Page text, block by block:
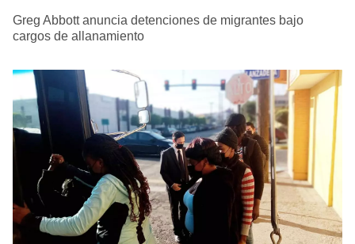
Greg Abbott anuncia detenciones de migrantes bajo
cargos de allanamiento